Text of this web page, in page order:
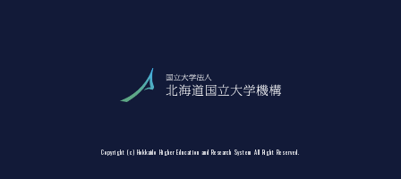
Copyright (c) Hokkaido Higher Education and Research System All Right Reserved.